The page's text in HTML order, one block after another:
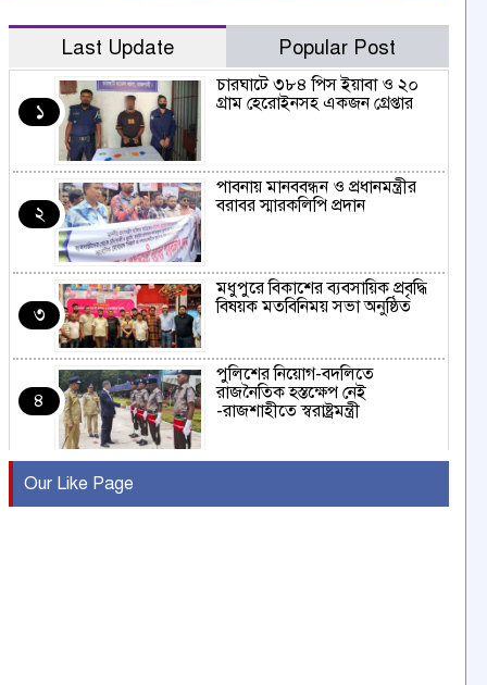
Last Update Popular Post
১
চারঘাটে ৩৮৪ পিস ইয়াবা ও ২০
গ্রাম হেরোইনসহ একজন গ্রেপ্তার
২
পাবনায় মানববন্ধন ও প্রধানমন্ত্রীর
বরাবর স্মারকলিপি প্রদান
৩
মধুপুরে বিকাশের ব্যবসায়িক প্রবৃদ্ধি
বিষয়ক মতবিনিময় সভা অনুষ্ঠিত
৪
পুলিশের নিয়োগ-বদলিতে
রাজনৈতিক হস্তক্ষেপ নেই
-রাজশাহীতে স্বরাষ্ট্রমন্ত্রী
৫
Our Like Page